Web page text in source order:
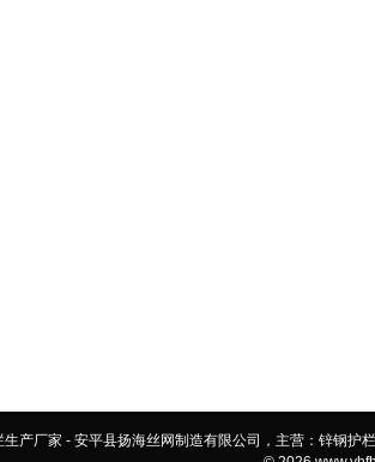
生产厂家 - 安平县扬海丝网制造有限公司，主营：锌钢